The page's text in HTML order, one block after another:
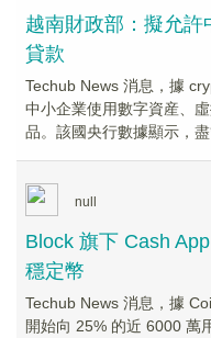
越南財政部：擬允
貸款
Techub News 消息，據
中小企業使用數字資産、
品。該國央行數據顯示，
null
Block 旗下 Cash
穩定幣
Techub News 消息，據
開始向 25% 的近 6000 萬